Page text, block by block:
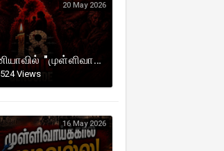
20 May 2026
பிரித்தானியாவில் "முள்ளிவாய்க்கால் கஞ்சி" வழங்கும் நிகழ்வுகள்.
524 Views
16 May 2026